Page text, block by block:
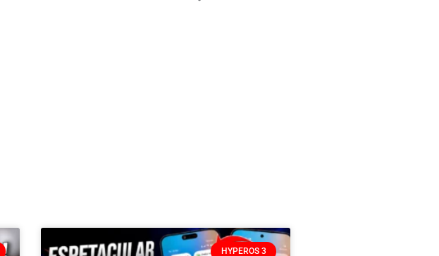
HYPEROS 3